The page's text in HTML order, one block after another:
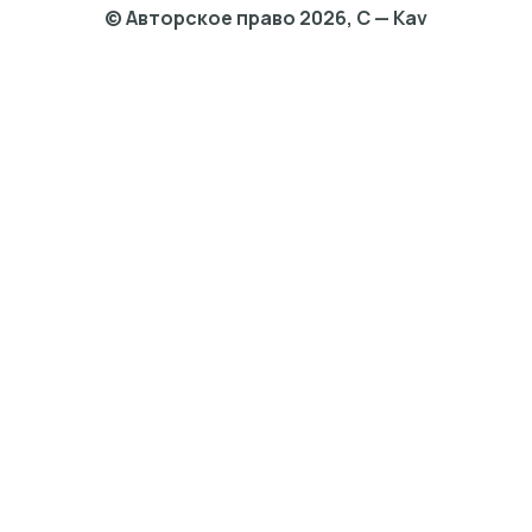
© Авторское право 2026, C — Kav